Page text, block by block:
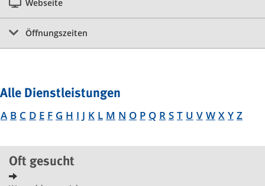
Webseite
Öffnungszeiten
Alle Dienstleistungen
A B C D E F G H I J K L M N O P Q R S T U V W X Y Z
Oft gesucht